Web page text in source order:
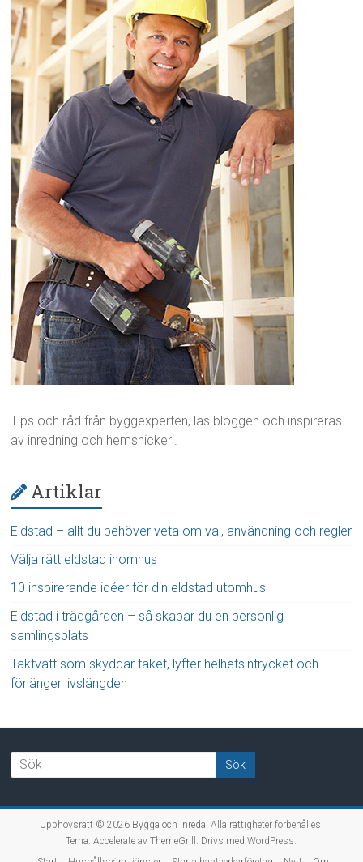
Tips och råd från byggexperten, läs bloggen och inspireras
av inredning och hemsnickeri.
Artiklar
Eldstad – allt du behöver veta om val, användning och regler
Välja rätt eldstad inomhus
10 inspirerande idéer för din eldstad utomhus
Eldstad i trädgården – så skapar du en personlig
samlingsplats
Taktvätt som skyddar taket, lyfter helhetsintrycket och
förlänger livslängden
Upphovsrätt © 2026 Bygga och inreda. Alla rättigheter förbehålles.
Tema:Accelerate av ThemeGrill. Drivs medWordPress.